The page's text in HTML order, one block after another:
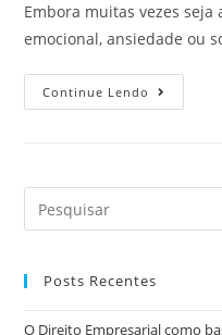
Embora muitas vezes seja
emocional, ansiedade ou
Continue Lendo
Posts Recentes
O Direito Empresarial como